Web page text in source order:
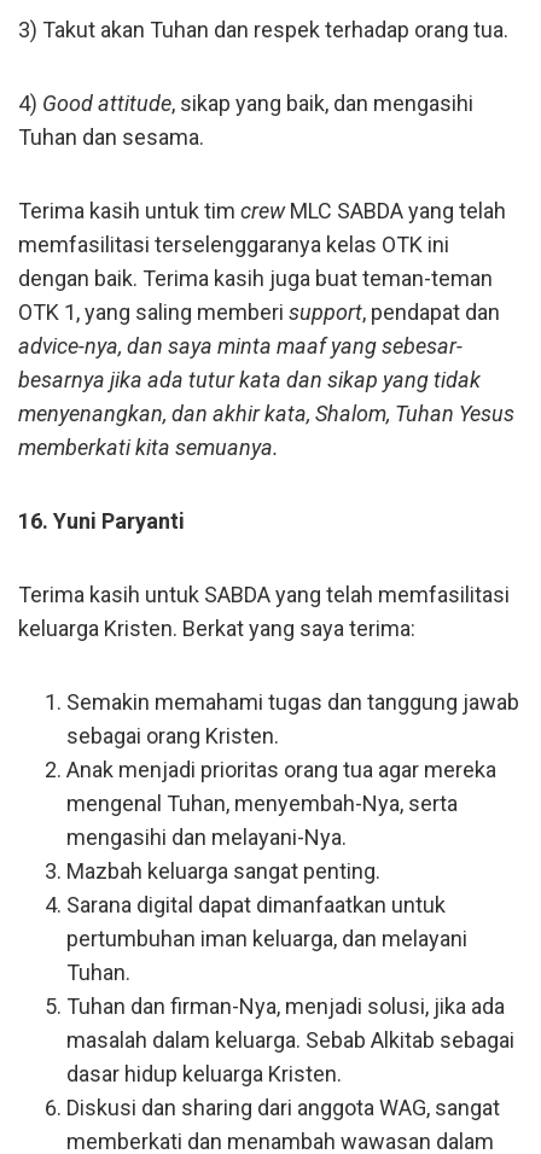
3) Takut akan Tuhan dan respek terhadap orang tua.
4) Good attitude, sikap yang baik, dan mengasihi
Tuhan dan sesama.
Terima kasih untuk tim crewMLC SABDA yang telah
memfasilitasi terselenggaranya kelas OTK ini
dengan baik. Terima kasih juga buat teman-teman
OTK 1, yang saling memberi support, pendapat dan
advice-nya, dan saya minta maaf yang sebesar-
besarnya jika ada tutur kata dan sikap yang tidak
menyenangkan, dan akhir kata, Shalom, Tuhan Yesus
memberkati kita semuanya.
16. Yuni Paryanti
Terima kasih untuk SABDA yang telah memfasilitasi
keluarga Kristen. Berkat yang saya terima:
Semakin memahami tugas dan tanggung jawab
sebagai orang Kristen.
Anak menjadi prioritas orang tua agar mereka
mengenal Tuhan, menyembah-Nya, serta
mengasihi dan melayani-Nya.
Mazbah keluarga sangat penting.
Sarana digital dapat dimanfaatkan untuk
pertumbuhan iman keluarga, dan melayani
Tuhan.
Tuhan dan firman-Nya, menjadi solusi, jika ada
masalah dalam keluarga. Sebab Alkitab sebagai
dasar hidup keluarga Kristen.
Diskusi dan sharing dari anggota WAG, sangat
memberkati dan menambah wawasan dalam